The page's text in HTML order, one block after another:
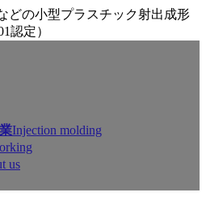
どの小型プラスチック射出成形
認定）
Injection molding
us